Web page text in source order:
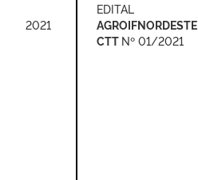
2021
EDITAL
AGROIFNORDESTE
CTT Nº 01/2021